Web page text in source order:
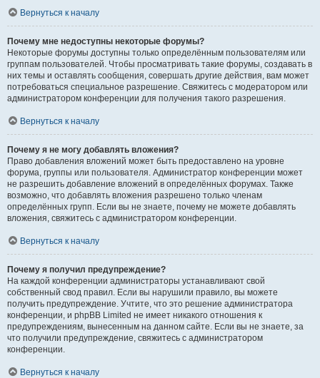
Вернуться к началу
Почему мне недоступны некоторые форумы?
Некоторые форумы доступны только определённым пользователям или
группам пользователей. Чтобы просматривать такие форумы, создавать в
них темы и оставлять сообщения, совершать другие действия, вам может
потребоваться специальное разрешение. Свяжитесь с модератором или
администратором конференции для получения такого разрешения.
Вернуться к началу
Почему я не могу добавлять вложения?
Право добавления вложений может быть предоставлено на уровне
форума, группы или пользователя. Администратор конференции может
не разрешить добавление вложений в определённых форумах. Также
возможно, что добавлять вложения разрешено только членам
определённых групп. Если вы не знаете, почему не можете добавлять
вложения, свяжитесь с администратором конференции.
Вернуться к началу
Почему я получил предупреждение?
На каждой конференции администраторы устанавливают свой
собственный свод правил. Если вы нарушили правило, вы можете
получить предупреждение. Учтите, что это решение администратора
конференции, и phpBB Limited не имеет никакого отношения к
предупреждениям, вынесенным на данном сайте. Если вы не знаете, за
что получили предупреждение, свяжитесь с администратором
конференции.
Вернуться к началу